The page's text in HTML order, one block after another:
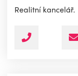
Realitní kancelář.